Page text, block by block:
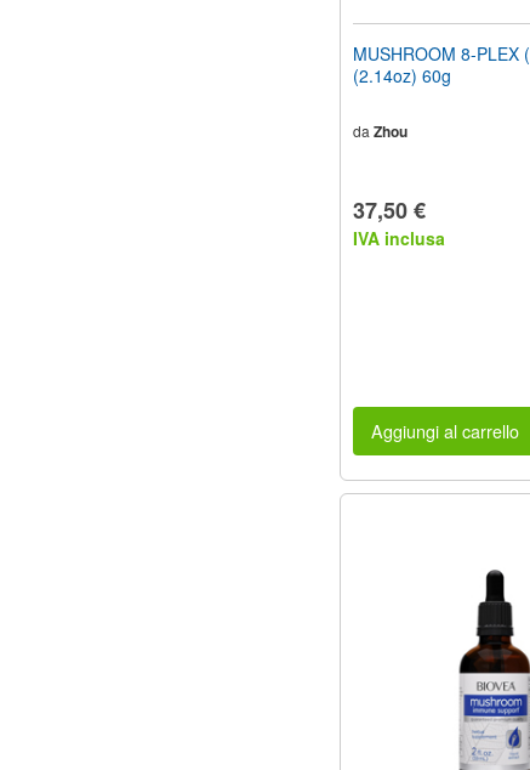
MUSHROOM 8-PLEX
(2.14oz) 60g
da Zhou
37,50 €
IVA inclusa
Aggiungi al carrello